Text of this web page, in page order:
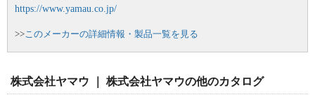
https://www.yamau.co.jp/
>>このメーカーの詳細情報・製品一覧を見る
株式会社ヤマウ ｜ 株式会社ヤマウの他のカタログ